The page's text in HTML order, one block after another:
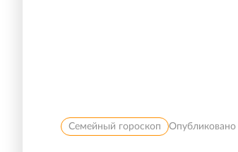
Семейный гороскоп Опубликовано